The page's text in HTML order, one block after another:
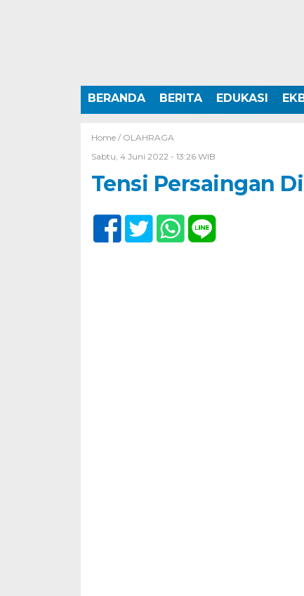
BERANDA BERITA EDUKASI
Home / OLAHRAGA
Sabtu, 4 Juni 2022 - 13:26 WIB
Tensi Persaingan